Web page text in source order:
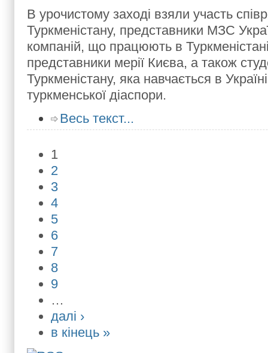
В урочистому заході взяли участь
Туркменістану, представники МЗС
компаній, що працюють в
представники мерії Києва, а також
Туркменістану, яка навчається в
туркменської діаспори.
Весь текст...
1
2
3
4
5
6
7
8
9
…
далі ›
в кінець »